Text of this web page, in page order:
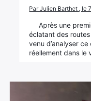
Par Julien Barthet , le
Après une
éclatant des
venu d’analyser
réellement dans le